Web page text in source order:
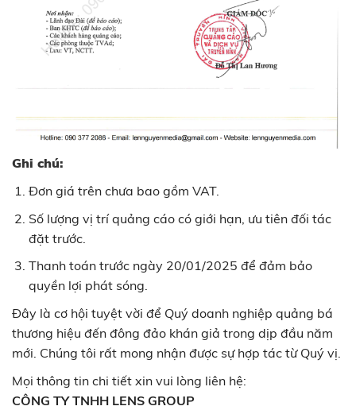
Ghi chú:
Đơn giá trên chưa bao gồm VAT.
Số lượng vị trí quảng cáo có giới hạn, ưu tiên đối tác
đặt trước.
Thanh toán trước ngày 20/01/2025 để đảm bảo
quyền lợi phát sóng.
Đây là cơ hội tuyệt vời để Quý doanh nghiệp quảng bá
thương hiệu đến đông đảo khán giả trong dịp đầu năm
mới. Chúng tôi rất mong nhận được sự hợp tác từ Quý vị.
Mọi thông tin chi tiết xin vui lòng liên hệ:
CÔNG TY TNHH LENS GROUP